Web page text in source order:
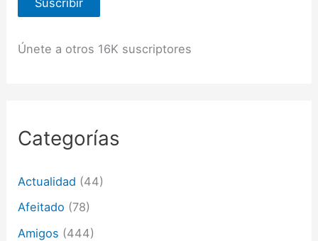
c
ó
r
r
e
e
c
Suscribir
Únete a otros 16K suscriptores
Categorías
Actualidad (44)
Afeitado (78)
Amigos (444)